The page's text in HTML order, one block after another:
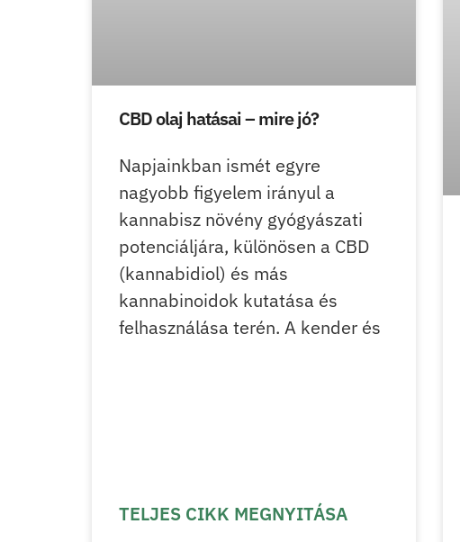
CBD olaj hatásai – mire jó?
Napjainkban ismét egyre
nagyobb figyelem irányul a
kannabisz növény gyógyászati
potenciáljára, különösen a CBD
(kannabidiol) és más
kannabinoidok kutatása és
felhasználása terén. A kender és
TELJES CIKK MEGNYITÁSA